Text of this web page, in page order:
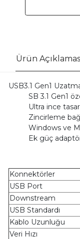
Ürün
USB3.1 Gen1
SB 3.1 Gen1
Ultra ince
Zincirleme
Windows ve
Ek güç
Konnektörler
USB Port
Downstream
USB Standardı
Kablo Uzunluğu
Veri Hızı